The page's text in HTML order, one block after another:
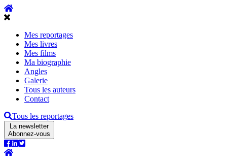
Mes reportages
Mes livres
Mes films
Ma biographie
Angles
Galerie
Tous les auteurs
Contact
Tous les reportages
La newsletter
Abonnez-vous